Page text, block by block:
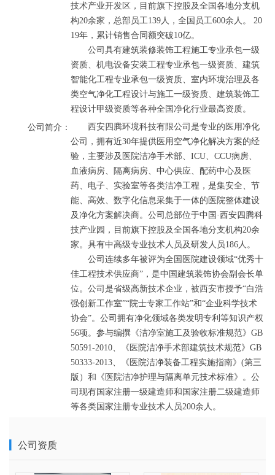
技术产业开发区，目前旗下控股及全国各地分支机
构20余家，总部员工139人，全国员工600余人。 20
19年，累计销售合同额突破10亿。
资质、机电设备安装工程专业承包一级资质、建筑
智能化工程专业承包一级资质、室内环境治理及各
类空气净化工程设计与施工一级资质、建筑装饰工
程设计甲级资质等各种全国净化行业最高资质。
公司简介：
公司，拥有近30年提供医用空气净化解决方案的经
验，主要涉及医院洁净手术部、ICU、CCU病房、
血液病房、隔离病房、中心供应、配药中心及医
药、电子、实验室等各类洁净工程，是集安全、节
能、高效、数字化信息采集于一体的医院整体建设
及净化方案解决商。公司总部位于中国·西安四腾科
技产业园，目前旗下控股及全国各地分支机构20余
家。具有中高级专业技术人员及研发人员186人。
佳工程技术供应商”，是中国建筑装饰协会副会长单
位。公司是省级高新技术企业，被西安市授予“白浩
强创新工作室”“院士专家工作站”和“企业科学技术
协会”。公司拥有净化领域各类发明专利等知识产权
56项。参与编撰《洁净室施工及验收标准规范》GB
50591-2010、《医院洁净手术部建筑技术规范》GB
50333-2013、《医院洁净装备工程实施指南》(第三
版）和《医院洁净护理与隔离单元技术标准》。公
司现有国家注册一级建造师和国家注册二级建造师
等各类国家注册专业技术人员200余人。
公司资质